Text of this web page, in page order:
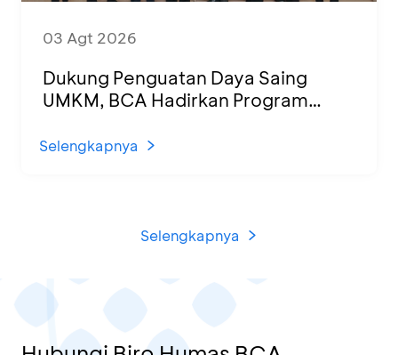
03 Agt 2026
Dukung Penguatan Daya Saing
UMKM, BCA Hadirkan Program
di KCU Tanjung Priok
Selengkapnya
Selengkapnya